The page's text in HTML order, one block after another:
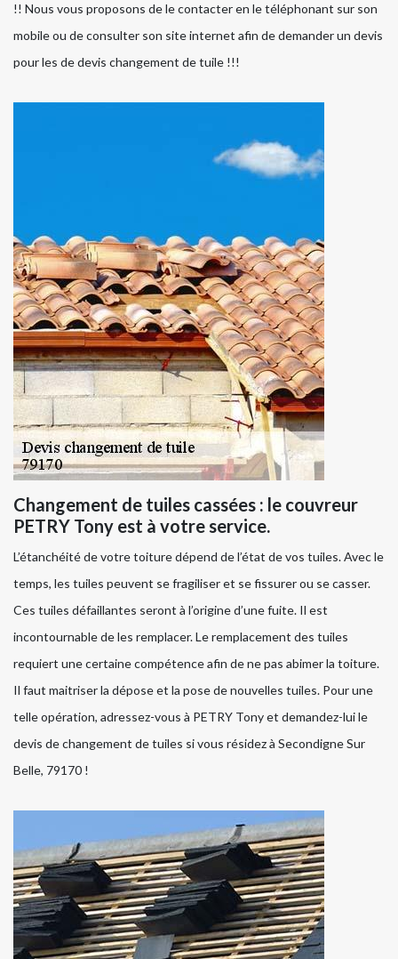
!! Nous vous proposons de le contacter en le téléphonant sur son
mobile ou de consulter son site internet afin de demander un devis
pour les de devis changement de tuile !!!
Changement de tuiles cassées : le couvreur
PETRY Tony est à votre service.
L’étanchéité de votre toiture dépend de l’état de vos tuiles. Avec le
temps, les tuiles peuvent se fragiliser et se fissurer ou se casser.
Ces tuiles défaillantes seront à l’origine d’une fuite. Il est
incontournable de les remplacer. Le remplacement des tuiles
requiert une certaine compétence afin de ne pas abimer la toiture.
Il faut maitriser la dépose et la pose de nouvelles tuiles. Pour une
telle opération, adressez-vous à PETRY Tony et demandez-lui le
devis de changement de tuiles si vous résidez à Secondigne Sur
Belle, 79170 !